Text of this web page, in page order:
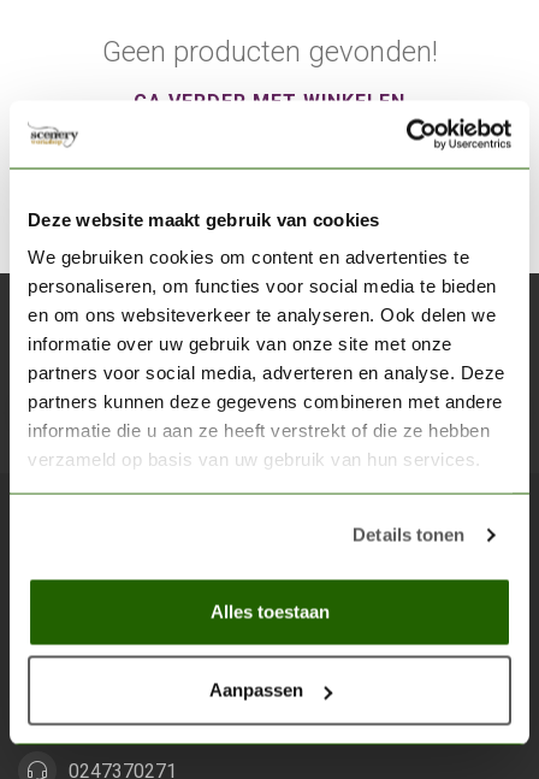
Deze website maakt gebruik van cookies
We gebruiken cookies om content en advertenties te
personaliseren, om functies voor social media te bieden
en om ons websiteverkeer te analyseren. Ook delen we
informatie over uw gebruik van onze site met onze
partners voor social media, adverteren en analyse. Deze
partners kunnen deze gegevens combineren met andere
informatie die u aan ze heeft verstrekt of die ze hebben
verzameld op basis van uw gebruik van hun services.
Details tonen
Alles toestaan
Aanpassen
Geen producten gevonden!
GA VERDER MET WINKELEN
Abonneer je op onze nieuwsbrief
Blijf op de hoogte over onze laatste acties
Alles voor je miniature wargaming en scenery
Grootstalselaan 46
0247370271